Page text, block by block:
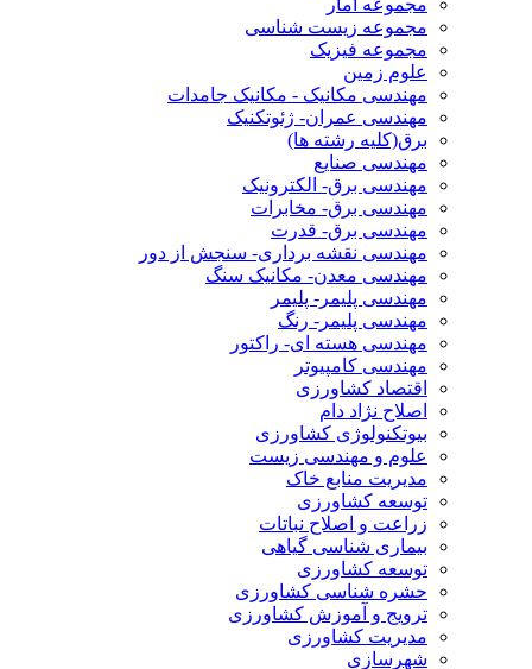
مجموعه آمار
مجموعه زیست شناسی
مجموعه فیزیک
علوم زمین
مهندسی مکانیک - مکانیک جامدات
مهندسی عمران- ژئوتکنیک
برق(کلیه رشته ها)
مهندسی صنایع
مهندسی برق- الکترونیک
مهندسی برق- مخابرات
مهندسی برق- قدرت
مهندسی نقشه برداری- سنجش از دور
مهندسی معدن- مکانیک سنگ
مهندسی پلیمر- پلیمر
مهندسی پلیمر- رنگ
مهندسی هسته ای- راکتور
مهندسی کامپیوتر
اقتصاد کشاورزی
اصلاح نژاد دام
بیوتکنولوژی کشاورزی
علوم و مهندسی زیست
مدیریت منابع خاک
توسعه کشاورزی
زراعت و اصلاح نباتات
بیماری شناسی گیاهی
توسعه کشاورزی
حشره شناسی کشاورزی
ترویج و آموزش کشاورزی
مدیریت کشاورزی
شهرسازی